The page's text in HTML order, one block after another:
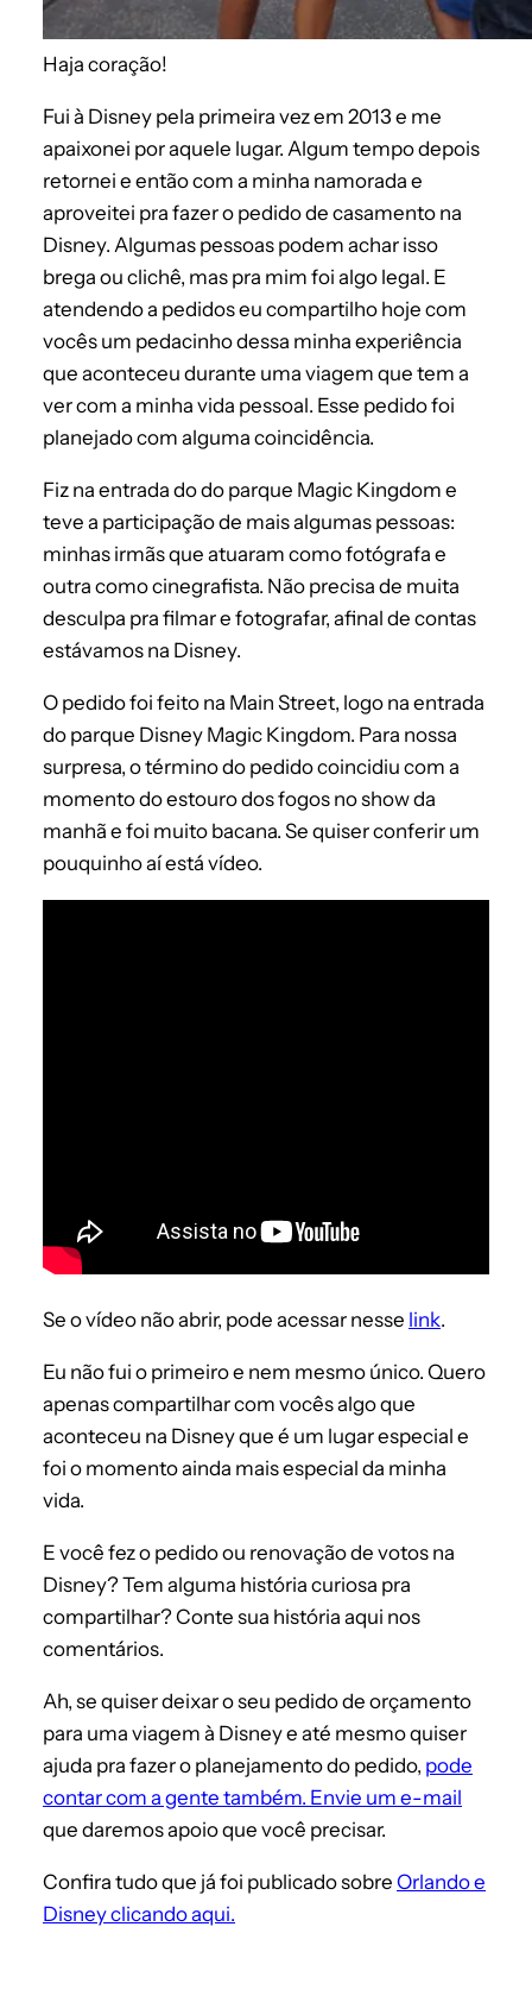
Haja coração!
Fui à Disney pela primeira vez em 2013 e me
apaixonei por aquele lugar. Algum tempo depois
retornei e então com a minha namorada e
aproveitei pra fazer o pedido de casamento na
Disney. Algumas pessoas podem achar isso
brega ou clichê, mas pra mim foi algo legal. E
atendendo a pedidos eu compartilho hoje com
vocês um pedacinho dessa minha experiência
que aconteceu durante uma viagem que tem a
ver com a minha vida pessoal. Esse pedido foi
planejado com alguma coincidência.
Fiz na entrada do do parque Magic Kingdom e
teve a participação de mais algumas pessoas:
minhas irmãs que atuaram como fotógrafa e
outra como cinegrafista. Não precisa de muita
desculpa pra filmar e fotografar, afinal de contas
estávamos na Disney.
O pedido foi feito na Main Street, logo na entrada
do parque Disney Magic Kingdom. Para nossa
surpresa, o término do pedido coincidiu com a
momento do estouro dos fogos no show da
manhã e foi muito bacana. Se quiser conferir um
pouquinho aí está vídeo.
Se o vídeo não abrir, pode acessar nesse link.
Eu não fui o primeiro e nem mesmo único. Quero
apenas compartilhar com vocês algo que
aconteceu na Disney que é um lugar especial e
foi o momento ainda mais especial da minha
vida.
E você fez o pedido ou renovação de votos na
Disney? Tem alguma história curiosa pra
compartilhar? Conte sua história aqui nos
comentários.
Ah, se quiser deixar o seu pedido de orçamento
para uma viagem à Disney e até mesmo quiser
ajuda pra fazer o planejamento do pedido, pode
contar com a gente também. Envie um e-mail
que daremos apoio que você precisar.
Confira tudo que já foi publicado sobre Orlando e
Disney clicando aqui.